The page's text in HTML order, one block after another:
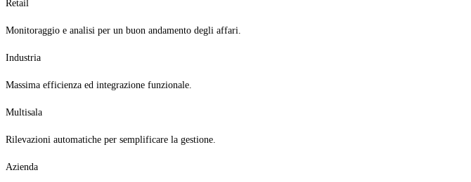
Retail
Monitoraggio e analisi per un buon andamento degli affari.
Industria
Massima efficienza ed integrazione funzionale.
Multisala
Rilevazioni automatiche per semplificare la gestione.
Azienda